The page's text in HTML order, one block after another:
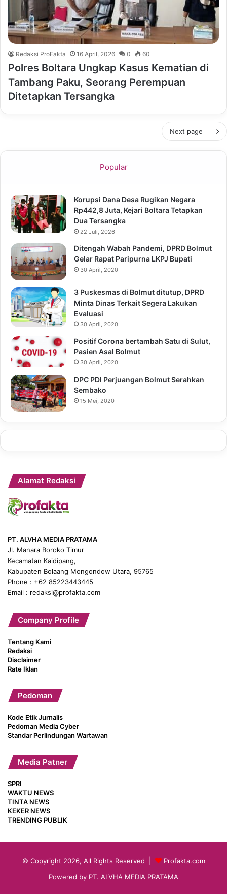
Redaksi ProFakta 16 April, 2026 0 60
Polres Boltara Ungkap Kasus Kematian di
Tambang Paku, Seorang Perempuan
Ditetapkan Tersangka
Next page
Popular
Korupsi Dana Desa Rugikan Negara
Rp442,8 Juta, Kejari Boltara Tetapkan
Dua Tersangka
22 Juli, 2026
Ditengah Wabah Pandemi, DPRD Bolmut
Gelar Rapat Paripurna LKPJ Bupati
30 April, 2020
3 Puskesmas di Bolmut ditutup, DPRD
Minta Dinas Terkait Segera Lakukan
Evaluasi
30 April, 2020
Positif Corona bertambah Satu di Sulut,
Pasien Asal Bolmut
30 April, 2020
DPC PDI Perjuangan Bolmut Serahkan
Sembako
15 Mei, 2020
Alamat Redaksi
PT. ALVHA MEDIA PRATAMA
Jl. Manara Boroko Timur
Kecamatan Kaidipang,
Kabupaten Bolaang Mongondow Utara, 95765
Phone : +62 85223443445
Email : redaksi@profakta.com
Company Profile
Tentang Kami
Redaksi
Disclaimer
Rate Iklan
Pedoman
Kode Etik Jurnalis
Pedoman Media Cyber
Standar Perlindungan Wartawan
Media Patner
SPRI
WAKTU NEWS
TINTA NEWS
KEKER NEWS
TRENDING PUBLIK
© Copyright 2026, All Rights Reserved |
Profakta.com
Powered by PT. ALVHA MEDIA PRATAMA